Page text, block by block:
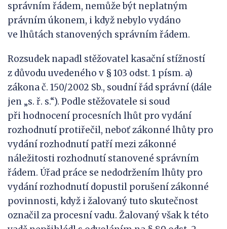
správním řádem, nemůže být neplatným
právním úkonem, i když nebylo vydáno
ve lhůtách stanovených správním řádem.
Rozsudek napadl stěžovatel kasační stížností
z důvodu uvedeného v § 103 odst. 1 písm. a)
zákona č. 150/2002 Sb., soudní řád správní (dále
jen „s. ř. s.“). Podle stěžovatele si soud
při hodnocení procesních lhůt pro vydání
rozhodnutí protiřečil, neboť zákonné lhůty pro
vydání rozhodnutí patří mezi zákonné
náležitosti rozhodnutí stanovené správním
řádem. Úřad práce se nedodržením lhůty pro
vydání rozhodnutí dopustil porušení zákonné
povinnosti, když i žalovaný tuto skutečnost
označil za procesní vadu. Žalovaný však k této